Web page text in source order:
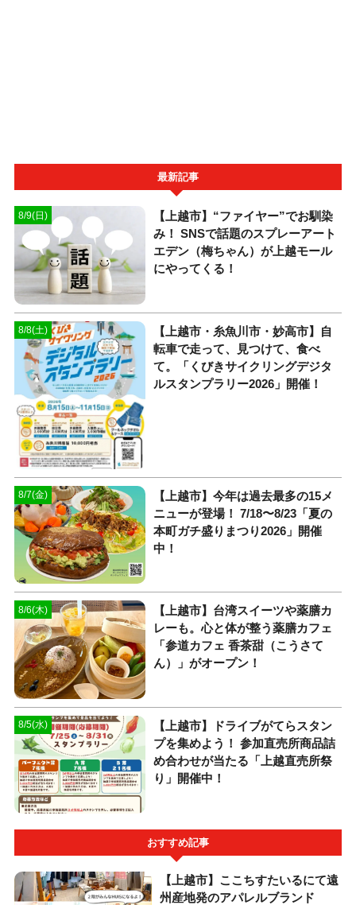
最新記事
8/9(日)
【上越市】“ファイヤー”でお馴染
み！ SNSで話題のスプレーアート
エデン（梅ちゃん）が上越モール
にやってくる！
8/8(土)
【上越市・糸魚川市・妙高市】自
転車で走って、見つけて、食べ
て。「くびきサイクリングデジタ
ルスタンプラリー2026」開催！
8/7(金)
【上越市】今年は過去最多の15メ
ニューが登場！ 7/18〜8/23「夏の
本町ガチ盛りまつり2026」開催
中！
8/6(木)
【上越市】台湾スイーツや薬膳カ
レーも。心と体が整う薬膳カフェ
「参道カフェ 香茶甜（こうさて
ん）」がオープン！
8/5(水)
【上越市】ドライブがてらスタン
プを集めよう！ 参加直売所商品詰
め合わせが当たる「上越直売所祭
り」開催中！
おすすめ記事
【上越市】ここちすたいるにて遠
州産地発のアパレルブランド